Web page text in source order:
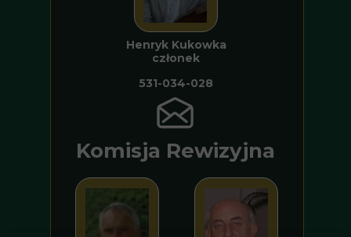
Komisja Rewizyjna
Henryk Kukowka
członek
531-034-028